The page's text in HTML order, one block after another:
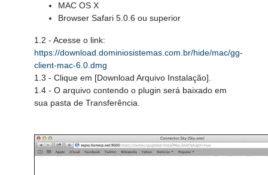
MAC OS X
Browser Safari 5.0.6 ou superior
1.2 - Acesse o link:
https://download.dominiosistemas.com.br/hide/mac/gg-
client-mac-6.0.dmg
1.3 - Clique em [Download Arquivo Instalação].
1.4 - O arquivo contendo o plugin será baixado em
sua pasta de Transferência.